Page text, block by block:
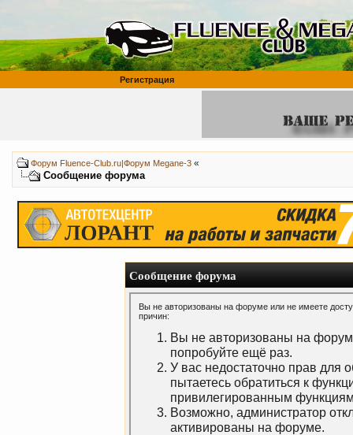
Регистрация
Форум Fluence-Club.ru|Форум Megane-3 «
Сообщение форума
Сообщение форума
Вы не авторизованы на форуме или не имеете
причин:
Вы не авторизованы на
попробуйте ещё раз.
У вас недостаточно прав для
пытаетесь обратиться к
привилегированным
Возможно, администратор
активированы на форуме.